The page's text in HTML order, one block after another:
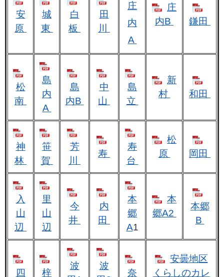
安
原
城
東
白
板
田
川
庄
内
A
庄
内B
鎌田
松
南
島
内
A
島
内B
中
山
島
立
新
村
和田
神
林
笹
賀
芳
川
寿
寿
台
松
原
岡田
入
山
辺
里
山
辺
今
井
内
田
本
郷
A1
本
郷A2
本郷
B
四
梓
波
波
奈
安曇地区
くらしのカレ